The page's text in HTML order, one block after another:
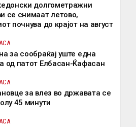
долгометражни
се снимаат летово,
почнува до крајот на август
за сообраќај уште една
од патот Елбасан-Ќафасан
за влез во државата се
45 минути